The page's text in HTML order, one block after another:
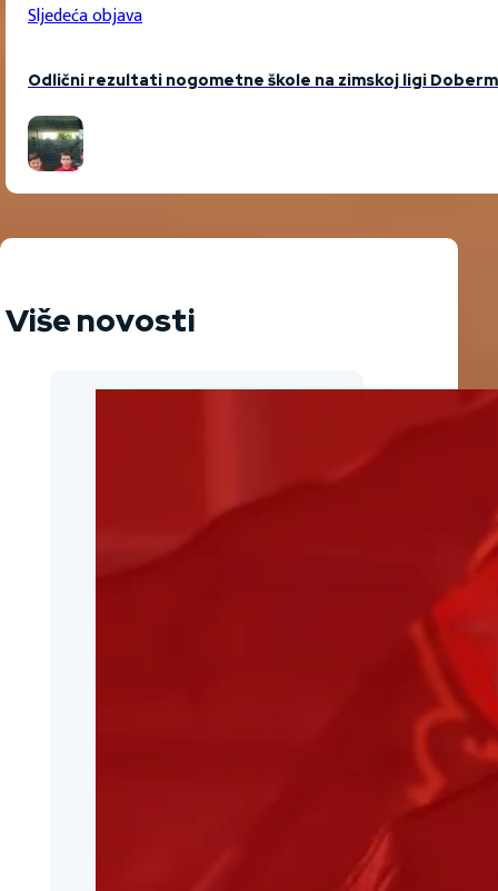
Sljedeća objava
Odlični rezultati nogometne škole na zimskoj ligi
Više novosti